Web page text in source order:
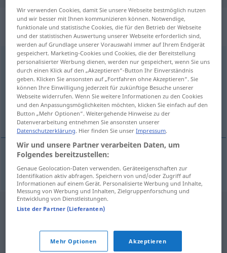
„Normalverbraucher“: Maskulinum,
männlich
Normalverbraucherm
Übersicht aller Übersetzungen
(Für mehr Details die Übersetzung anklicken/antippen)
≈ genomsnittskonsument
≈ genomsnittskonsument Normalverbraucher
Wir verwenden Cookies, damit Sie unsere Webseite bestmöglich nutzen
und wir besser mit Ihnen kommunizieren können. Notwendige,
funktionale und statistische Cookies, die für den Betrieb der Webseite
und der statistischen Auswertung unserer Webseite erforderlich sind,
werden auf Grundlage unserer Vorauswahl immer auf Ihrem Endgerät
gespeichert. Marketing-Cookies und Cookies, die der Bereitstellung
personalisierter Werbung dienen, werden nur gespeichert, wenn Sie uns
durch einen Klick auf den „Akzeptieren“-Button Ihr Einverständnis
geben. Klicken Sie ansonsten auf „Fortfahren ohne Akzeptieren“. Sie
können Ihre Einwilligung jederzeit für zukünftige Besuche unserer
Webseite widerrufen. Wenn Sie weitere Informationen zu den Cookies
und den Anpassungsmöglichkeiten möchten, klicken Sie einfach auf den
Button „Mehr Optionen“. Weitergehende Hinweise zu der
Datenverarbeitung entnehmen Sie ansonsten unserer
Datenschutzerklärung. Hier finden Sie unserImpressum.
Wir und unsere Partner verarbeiten Daten, um
Folgendes bereitzustellen:
Genaue Geolocation-Daten verwenden. Geräteeigenschaften zur
Identifikation aktiv abfragen. Speichern von und/oder Zugriff auf
Informationen auf einem Gerät. Personalisierte Werbung und Inhalte,
Messung von Werbung und Inhalten, Zielgruppenforschung und
Entwicklung von Dienstleistungen.
Liste der Partner (Lieferanten)
Mehr Optionen Akzeptieren